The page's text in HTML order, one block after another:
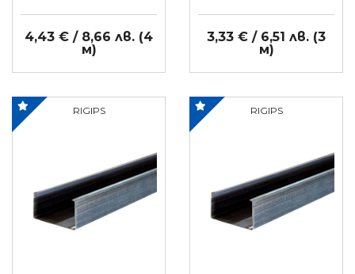
4,43 € / 8,66 лв. (4
м)
3,33 € / 6,51 лв. (3
м)
RIGIPS RIGIPS